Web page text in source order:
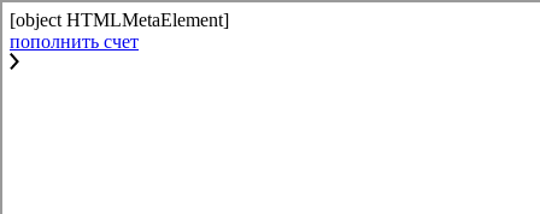
[object HTMLMetaElement]
пополнить счет